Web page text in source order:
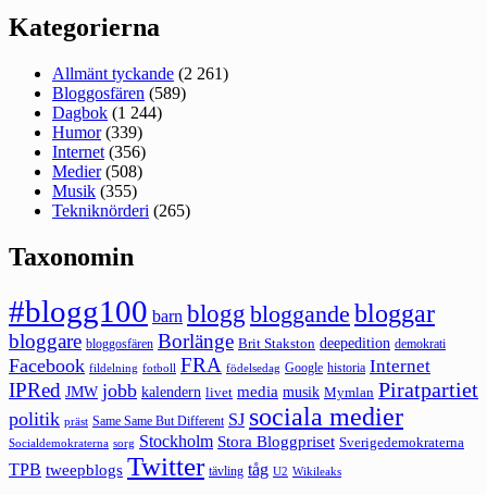
Kategorierna
Allmänt tyckande (2 261)
Bloggosfären (589)
Dagbok (1 244)
Humor(339)
Internet (356)
Medier(508)
Musik (355)
Tekniknörderi (265)
Taxonomin
#blogg100 barn blogg bloggande bloggar
bloggare bloggosfären Borlänge Brit Stakston deepedition demokrati
Facebook fildelning fotboll FRA födelsedag Google historia Internet
IPRed JMW jobb kalendern livet media musik Mymlan Piratpartiet
politik präst Same Same But Different SJ sociala medier
Socialdemokraterna sorg Stockholm Stora Bloggpriset Sverigedemokraterna
TPB tweepblogs Twitter tävling tåg U2 Wikileaks